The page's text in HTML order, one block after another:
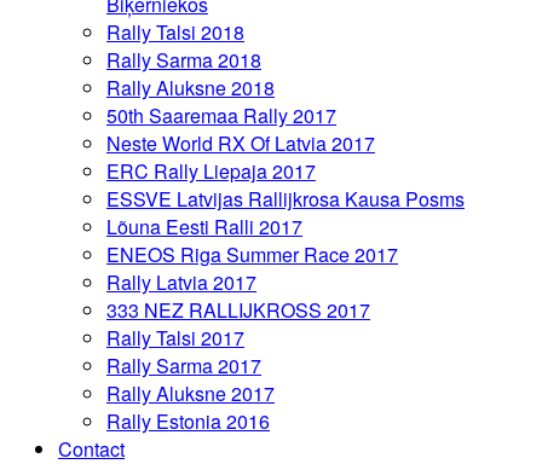
Rally Talsi 2018
Rally Sarma 2018
Rally Aluksne 2018
50th Saaremaa Rally 2017
Neste World RX Of Latvia 2017
ERC Rally Liepaja 2017
ESSVE Latvijas Rallijkrosa Kausa Posms
Lõuna Eesti Ralli 2017
ENEOS Riga Summer Race 2017
Rally Latvia 2017
333 NEZ RALLIJKROSS 2017
Rally Talsi 2017
Rally Sarma 2017
Rally Aluksne 2017
Rally Estonia 2016
Contact